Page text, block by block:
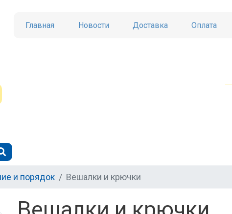
Главная Новости Доставка Оплата
и порядок Вешалки и крючки